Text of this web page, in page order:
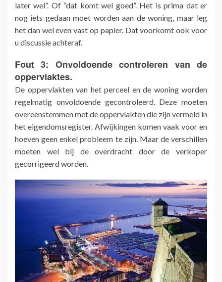
later wel”. Of “dat komt wel goed”. Het is prima dat er
nog iets gedaan moet worden aan de woning, maar leg
het dan wel even vast op papier. Dat voorkomt ook voor
u discussie achteraf.
Fout 3: Onvoldoende controleren van de
oppervlaktes.
De oppervlakten van het perceel en de woning worden
regelmatig onvoldoende gecontroleerd. Deze moeten
overeenstemmen met de oppervlakten die zijn vermeld in
het eigendomsregister. Afwijkingen komen vaak voor en
hoeven geen enkel probleem te zijn. Maar de verschillen
moeten wel bij de overdracht door de verkoper
gecorrigeerd worden.